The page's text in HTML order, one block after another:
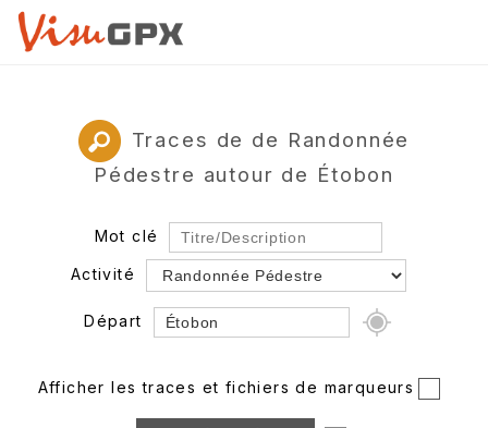
Traces de de Randonnée
Pédestre autour de Étobon
Mot clé
Activité
Départ
Département
Afficher les traces et fichiers de marqueurs